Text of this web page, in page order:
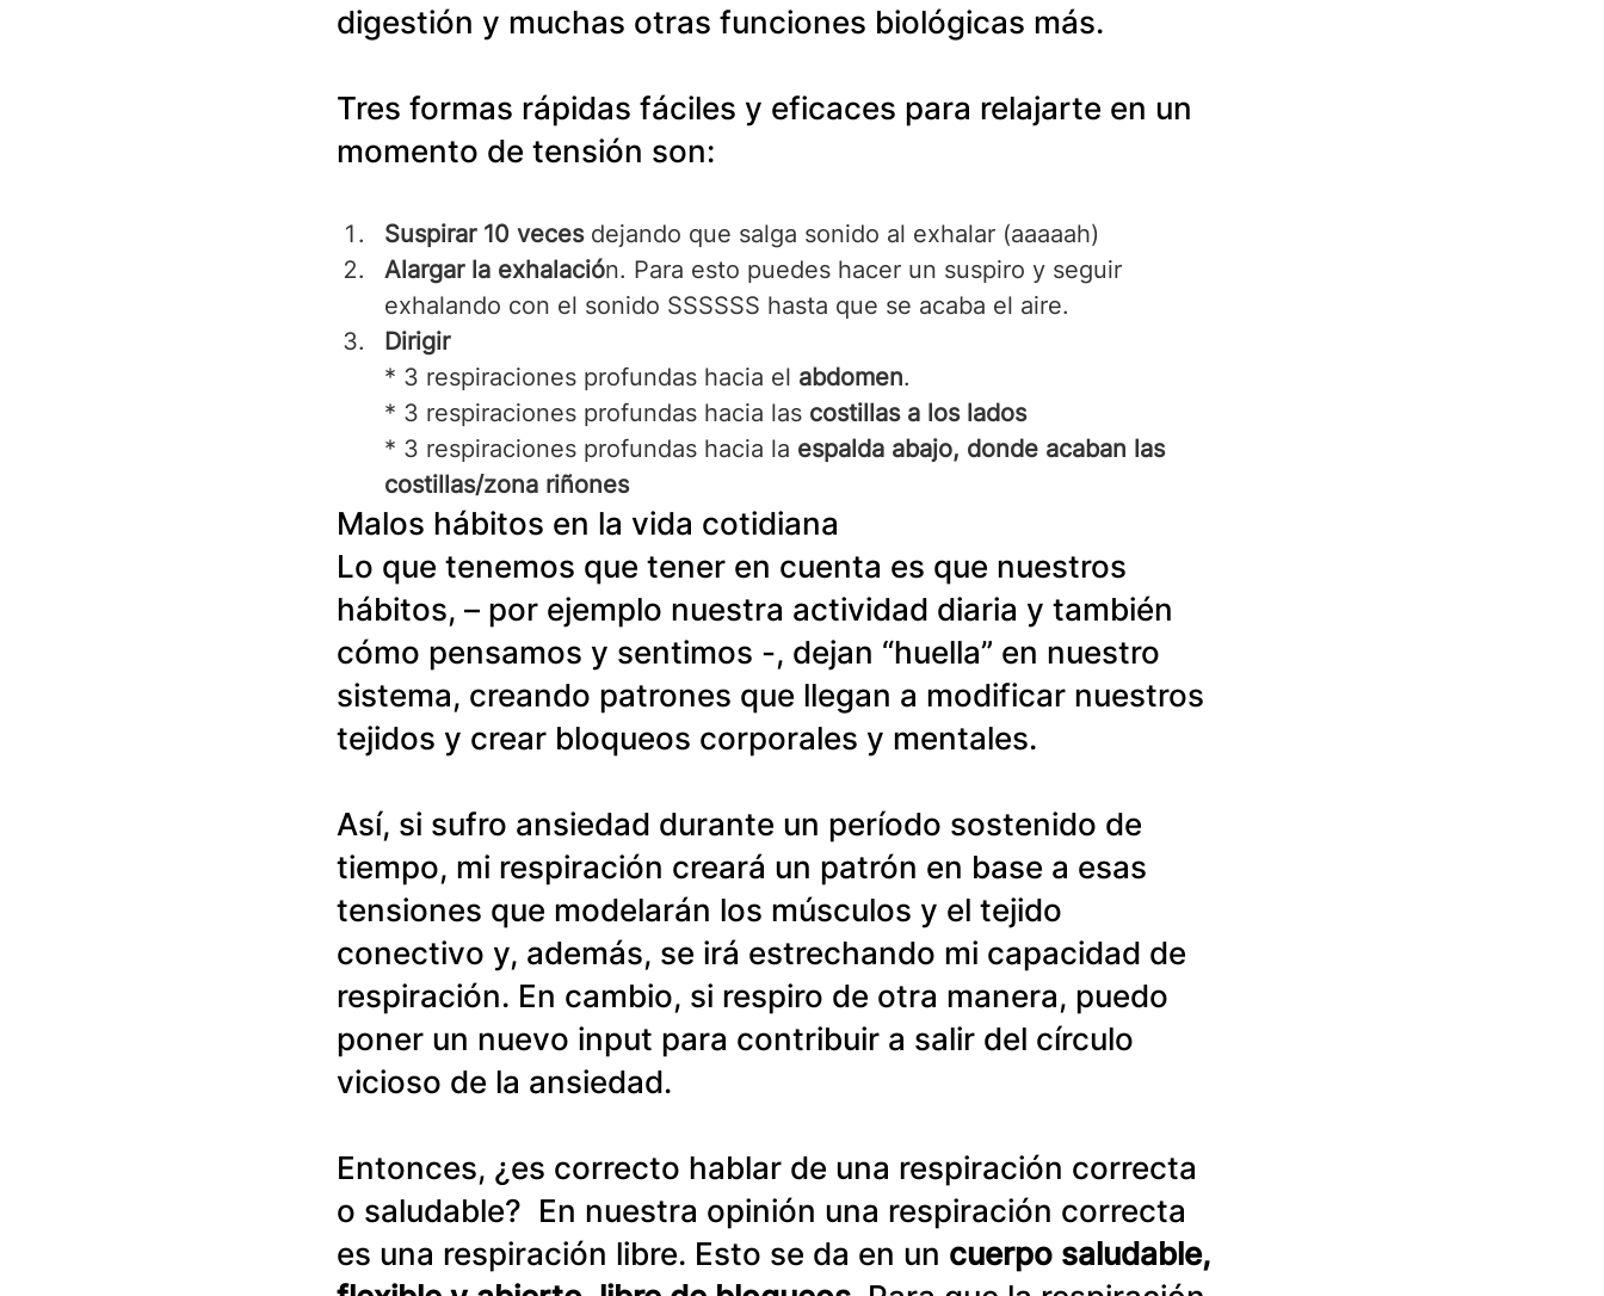
digestión y muchas otras funciones biológicas más.
Tres formas rápidas fáciles y eficaces para relajarte en un
momento de tensión son:
Suspirar 10 veces dejando que salga sonido al exhalar (aaaaah)
Alargar la exhalación. Para esto puedes hacer un suspiro y seguir
exhalando con el sonido SSSSSS hasta que se acaba el aire.
Dirigir
* 3 respiraciones profundas hacia el abdomen.
* 3 respiraciones profundas hacia las costillas a los lados
* 3 respiraciones profundas hacia la espalda abajo, donde acaban las
costillas/zona riñones
Malos hábitos en la vida cotidiana
Lo que tenemos que tener en cuenta es que nuestros
hábitos, – por ejemplo nuestra actividad diaria y también
cómo pensamos y sentimos -, dejan “huella” en nuestro
sistema, creando patrones que llegan a modificar nuestros
tejidos y crear bloqueos corporales y mentales.
Así, si sufro ansiedad durante un período sostenido de
tiempo, mi respiración creará un patrón en base a esas
tensiones que modelarán los músculos y el tejido
conectivo y, además, se irá estrechando mi capacidad de
respiración. En cambio, si respiro de otra manera, puedo
poner un nuevo input para contribuir a salir del círculo
vicioso de la ansiedad.
Entonces, ¿es correcto hablar de una respiración correcta
o saludable?  En nuestra opinión una respiración correcta
es una respiración libre. Esto se da en un cuerpo saludable,